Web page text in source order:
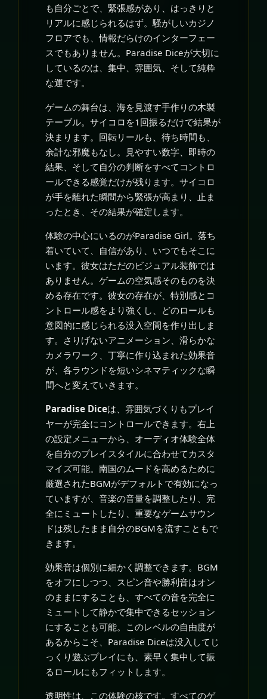
も自分ごとで、緊張感があり、はっきりと
リアルに感じられるはず。騒がしいカジノ
フロアでも、情報だらけのインターフェー
スでもありません。Paradise Diceが大切に
しているのは、集中、雰囲気、そして純粋
な運です。
ゲームの舞台は、海を見渡す手作りの木製
テーブル。サイコロを1回振るだけで結果が
決まります。回転リールも、待ち時間も、
余計な邪魔もなし。見やすい数字、即時の
結果、そして自分の判断をすべてコントロ
ールできる感覚だけが残ります。サイコロ
が手を離れた瞬間から緊張が高まり、止ま
ったとき、その結果が確定します。
体験の中心にいるのがParadise Girl。落ち
着いていて、自信があり、いつでもそこに
います。彼女はただのビジュアル装飾では
ありません。ゲームの空気感そのものを決
める存在です。彼女の存在が、特別感とコ
ントロール感をより強くし、どのロールも
意図的に感じられる没入空間を作り出しま
す。さりげないアニメーション、滑らかな
カメラワーク、丁寧に作り込まれた効果音
が、各ラウンドを短いシネマティックな瞬
間へと変えていきます。
Paradise Diceは、雰囲気づくりもプレイ
ヤーが完全にコントロールできます。右上
の設定メニューから、オーディオ体験全体
を自分のプレイスタイルに合わせてカスタ
マイズ可能。南国のムードを高めるために
厳選されたBGMがデフォルトで有効になっ
ていますが、音楽の音量を調整したり、完
全にミュートしたり、重要なゲームサウン
ドは残したまま自分のBGMを流すこともで
きます。
効果音は個別に細かく調整できます。BGM
をオフにしつつ、スピン音や勝利音はオン
のままにすることも、すべての音を完全に
ミュートして静かで集中できるセッション
にすることも可能。このレベルの自由度が
あるからこそ、Paradise Diceは没入してじ
っくり遊ぶプレイにも、素早く集中して振
るロールにもフィットします。
透明性は、この体験の核です。すべてのゲ